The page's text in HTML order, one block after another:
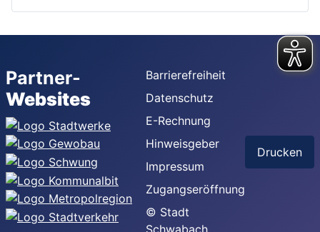
Partner-
Websites
Barrierefreiheit
Datenschutz
E-Rechnung
Hinweisgeber
Impressum
Zugangseröffnung
© Stadt
Schwabach
Drucken